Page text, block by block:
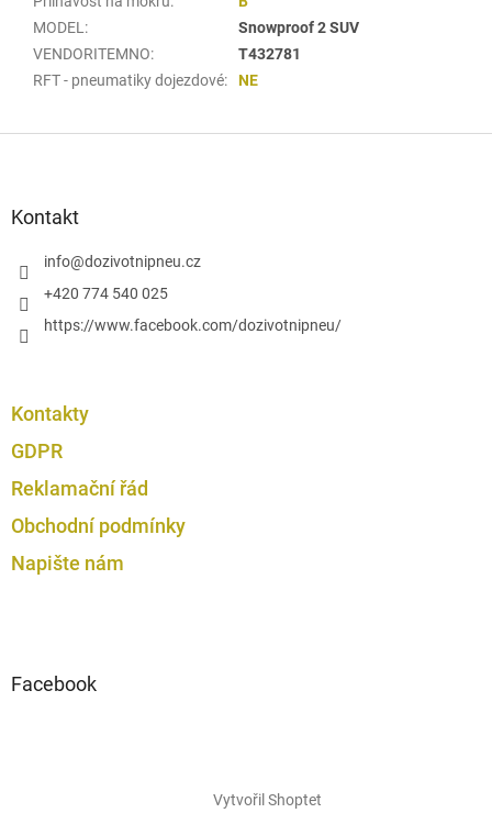
MODEL :
Snowproof 2 SUV
VENDORITEMNO:
T432781
RFT - pneumatiky dojezdové: NE
Kontakt
info@dozivotnipneu.cz
+420 774 540 025
https://www.facebook.com/dozivotnipneu/
Kontakty
GDPR
Reklamační řád
Obchodní podmínky
Napište nám
Facebook
Vytvořil Shoptet